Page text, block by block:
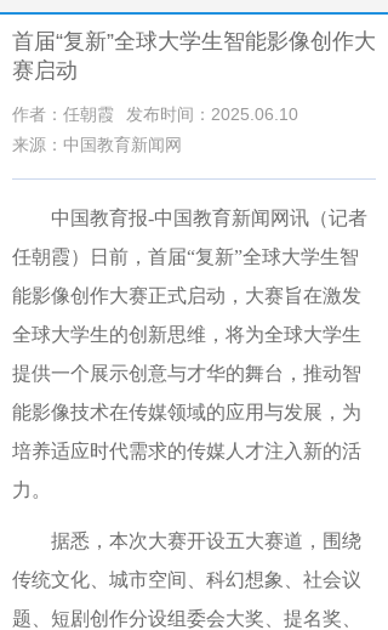
首届“复新”全球大学生智能影像创作大
赛启动
作者：任朝霞
发布时间：2025.06.10
来源：中国教育新闻网
中国教育报-中国教育新闻网讯（记者
任朝霞）
日前，首届“复新”全球大学生智
能影像创作大赛正式启动，大赛旨在激发
全球大学生的创新思维，将为全球大学生
提供一个展示创意与才华的舞台，推动智
能影像技术在传媒领域的应用与发展，为
培养适应时代需求的传媒人才注入新的活
力。
据悉，本次大赛开设五大赛道，围绕
传统文化、城市空间、科幻想象、社会议
题、短剧创作分设组委会大奖、提名奖、